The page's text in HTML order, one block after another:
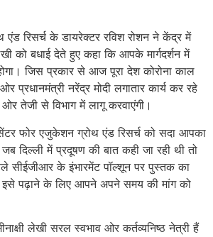
रिसर्च के डायरेक्टर रविश रोशन ने केंद्र में
को बधाई देते हुए कहा कि आपके मार्गदर्शन में
जिस प्रकार से आज पूरा देश कोरोना काल
नरेंद्र मोदी लगातार कार्य कर रहे
तेजी से विभाग में लागू करवाएंगी।
फोर एजुकेशन ग्रोथ एंड रिसर्च को सदा आपका
जब दिल्ली में प्रदूषण की बात कही जा रही थी तो
सीईजीआर के इंभारमेंट पॉल्शून पर पुस्तक का
इसे पढ़ाने के लिए आपने अपने समय की मांग को
लेखी सरल स्वभाव ओर कर्तव्यनिष्ठ नेत्री हैं